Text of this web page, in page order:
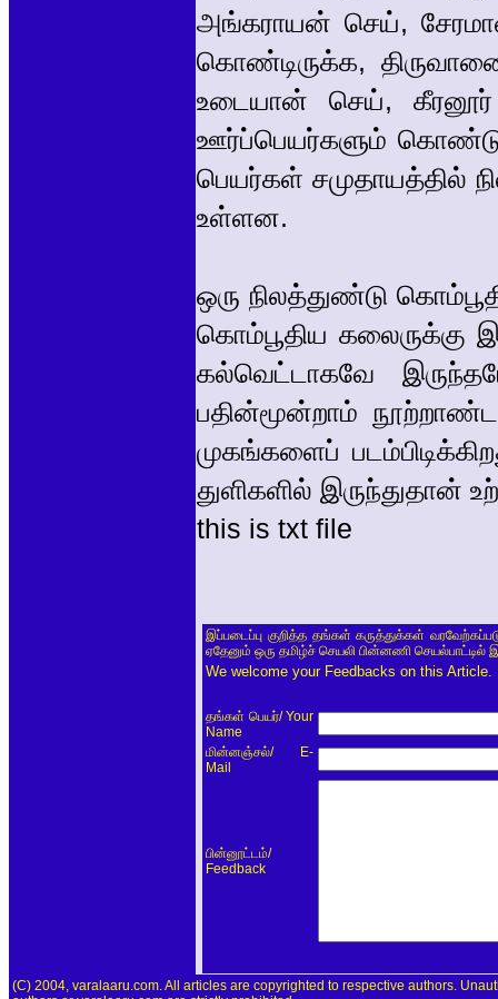
அங்கராயன் செய்,
கொண்டிருக்க,
உடையான் செய்,
ஊர்ப்பெயர்களும்
பெயர்கள் சமுதாயத்தில்
உள்ளன.
ஒரு நிலத்துண்டு
கொம்பூதிய கலைருக்கு
கல்வெட்டாகவே
பதின்மூன்றாம்
முகங்களைப்
துளிகளில் இருந்துதான்
this is txt file
இப்படைப்பு குறித்த தங்கள் கருத்துக்கள்
ஏதேனும் ஒரு தமிழ்ச் செயலி பின்னணி செயல்பாட்டில்
We welcome your Feedbacks on this
தங்கள் பெயர்/ Your
Name
மின்னஞ்சல்/ E-
Mail
பின்னூட்டம்/
Feedback
(C) 2004, varalaaru.com. All articles are copyrighted to respective authors.